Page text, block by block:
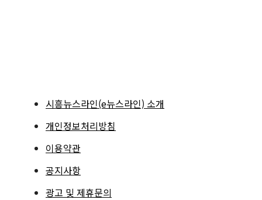
시흥뉴스라인(e뉴스라인) 소개
개인정보처리방침
이용약관
공지사항
광고 및 제휴문의